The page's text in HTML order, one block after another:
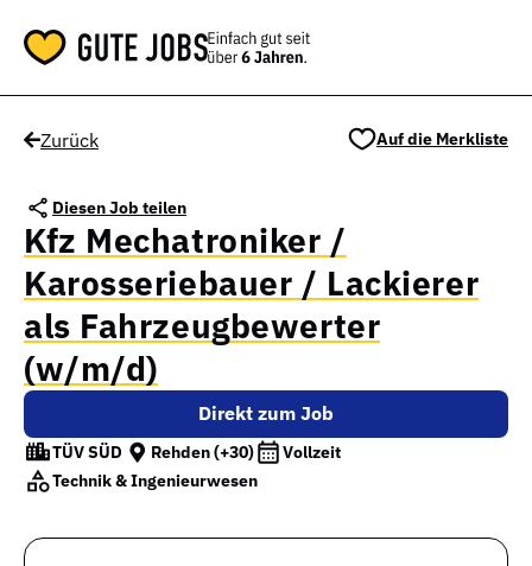
Zurück
Diesen Job teilen
Auf die Merkliste
Kfz Mechatroniker /
Karosseriebauer / Lackierer
als Fahrzeugbewerter
(w/m/d)
Direkt zum Job
TÜV SÜD Rehden(+30)
Vollzeit
Technik & Ingenieurwesen